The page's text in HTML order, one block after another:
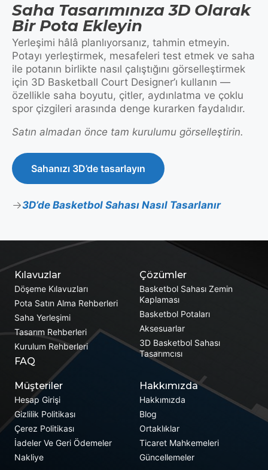
Saha Tasarımınıza 3D Olarak
Bir Pota Ekleyin
Yerleşimi hâlâ planlıyorsanız, tahmin etmeyin.
Potayı yerleştirmek, mesafeleri test etmek ve saha
ile potanın birlikte nasıl çalıştığını görselleştirmek
için 3D Basketball Court Designer’ı kullanın —
özellikle saha boyutu, çitler, aydınlatma ve çoklu
spor çizgileri arasında denge kurarken faydalıdır.
Satın almadan önce tam kurulumu görselleştirin.
Sahanızı 3D’de tasarlayın
3D’de Basketbol Sahası Nasıl Tasarlanır
Çözümler
Basketbol Sahası Zemin
Kaplaması
Basketbol Potaları
Aksesuarlar
3D Basketbol Sahası
Tasarımcısı
Kılavuzlar
Döşeme Kılavuzları
Pota Satın Alma Rehberleri
Saha Yerleşimi
Tasarım Rehberleri
Kurulum Rehberleri
FAQ
Müşteriler
Hesap Girişi
Gizlilik Politikası
Çerez Politikası
İadeler Ve Geri Ödemeler
Nakliye
Hakkımızda
Hakkımızda
Blog
Ortaklıklar
Ticaret Mahkemeleri
Güncellemeler